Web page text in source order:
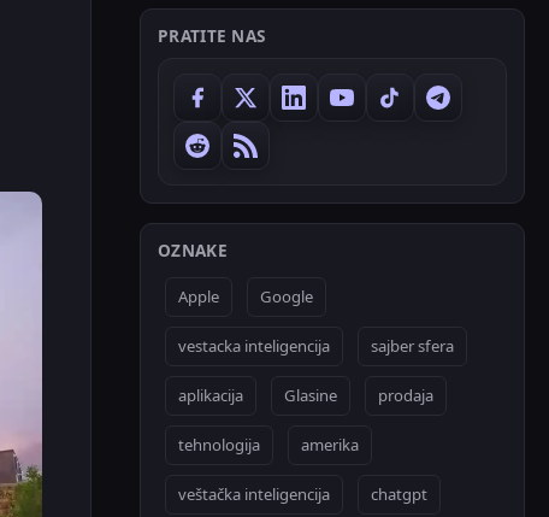
PRATITE NAS
OZNAKE
Apple Google
vestacka inteligencija sajber sfera
aplikacija Glasine prodaja
tehnologija amerika
veštačka inteligencija chatgpt